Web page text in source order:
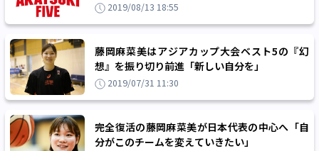
2019/08/13 18:55
藤岡麻菜美はアジアカップ大会ベスト5の『幻
想』を振り切り前進「新しい自分を」
2019/07/31 11:30
完全復活の藤岡麻菜美が日本代表の中心へ「自
分がこのチームを変えていきたい」